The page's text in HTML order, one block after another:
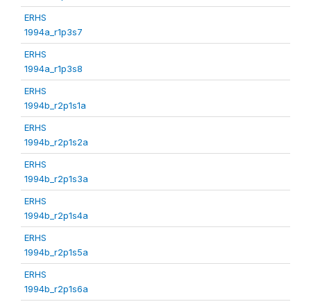
ERHS
1994a_r1p3s7
ERHS
1994a_r1p3s8
ERHS
1994b_r2p1s1a
ERHS
1994b_r2p1s2a
ERHS
1994b_r2p1s3a
ERHS
1994b_r2p1s4a
ERHS
1994b_r2p1s5a
ERHS
1994b_r2p1s6a